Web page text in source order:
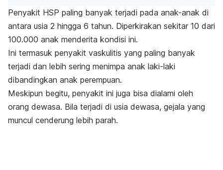
Penyakit HSP paling banyak terjadi pada anak-anak di
antara usia 2 hingga 6 tahun. Diperkirakan sekitar 10 dari
100.000 anak menderita kondisi ini.
Ini termasuk penyakit vaskulitis yang paling banyak
terjadi dan lebih sering menimpa anak laki-laki
dibandingkan anak perempuan.
Meskipun begitu, penyakit ini juga bisa dialami oleh
orang dewasa. Bila terjadi di usia dewasa, gejala yang
muncul cenderung lebih parah.